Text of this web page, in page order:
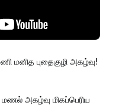
மனித புதைகுழி அகழ்வு!
அகழ்வு மிகப்பெரிய